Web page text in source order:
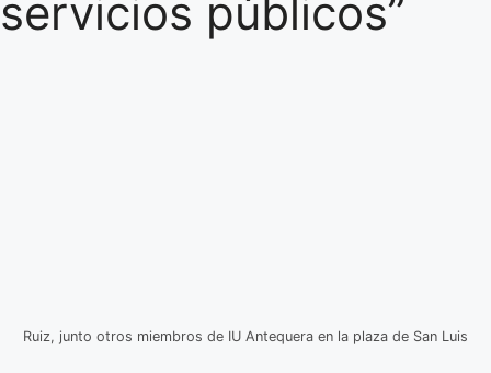
servicios públicos”
Ruiz, junto otros miembros de IU Antequera en la plaza de San Luis